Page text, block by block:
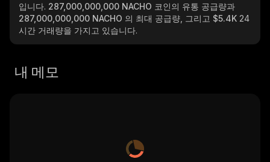
입니다. 287,000,000,000 NACHO 코인의 유통 공급량과
287,000,000,000 NACHO 의 최대 공급량, 그리고 $5.4K 24
시간 거래량을 가지고 있습니다.
내 메모